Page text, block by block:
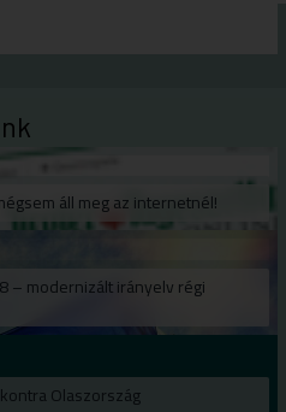
áll meg az internetnél!
– modernizált irányelv régi
Olaszország